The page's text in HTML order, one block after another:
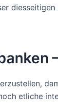
etliche